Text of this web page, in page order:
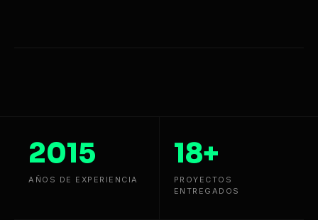
2015
AÑOS DE EXPERIENCIA
18+
PROYECTOS
ENTREGADOS